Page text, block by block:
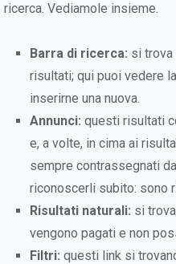
ricerca. Vediamole insieme.
Barra di ricerca: si trova
risultati; qui puoi vedere
inserirne una nuova.
Annunci: questi risultati
e, a volte, in cima ai
sempre contrassegnati
riconoscerli subito: sono
Risultati naturali: si
vengono pagati e non
Filtri: questi link si